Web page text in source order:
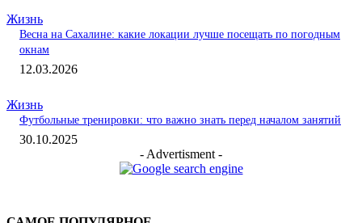
Жизнь
Весна на Сахалине: какие локации лучше посещать по погодным
окнам
12.03.2026
Жизнь
Футбольные тренировки: что важно знать перед началом занятий
30.10.2025
- Advertisment -